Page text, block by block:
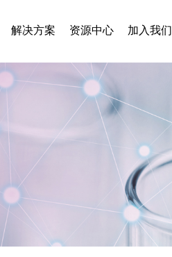
解决方案 资源中心 加入我们